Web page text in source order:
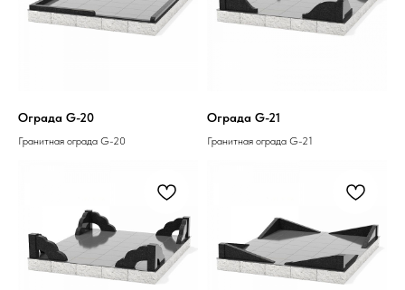
Ограда G-20
Гранитная ограда G-20
Ограда G-21
Гранитная ограда G-21